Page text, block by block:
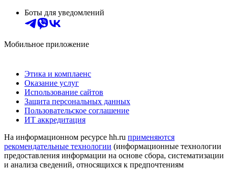
Боты для уведомлений
Мобильное приложение
Этика и комплаенс
Оказание услуг
Использование сайтов
Защита персональных данных
Пользовательское соглашение
ИТ аккредитация
На информационном ресурсе hh.ru применяются
рекомендательные технологии (информационные технологии
предоставления информации на основе сбора, систематизации
и анализа сведений, относящихся к предпочтениям